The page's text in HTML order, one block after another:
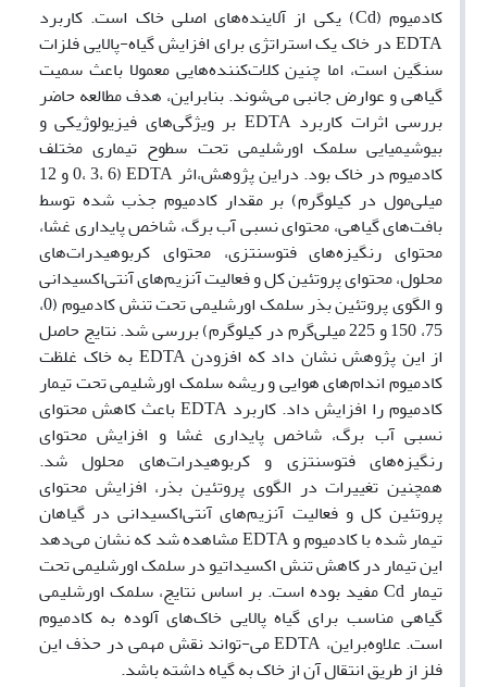
کادمیوم (Cd) یکی از آلاینده‌های اصلی خاک است. کاربرد
EDTA در خاک یک استراتژی برای افزایش گیاه-پالایی فلزات
سنگین است، اما چنین کلات‌کننده‌هایی معمولا باعث سمیت
گیاهی و عوارض جانبی می‌شوند. بنابراین، هدف مطالعه حاضر
بررسی اثرات کاربرد EDTA بر ویژگی‌های فیزیولوژیکی و
بیوشیمیایی سلمک اورشلیمی تحت سطوح تیماری مختلف
کادمیوم در خاک بود. دراین پژوهش،اثر EDTA (0، 3، 6 و 12
میلی‌مول در کیلوگرم) بر مقدار کادمیوم جذب شده توسط
بافت‌های گیاهی، محتوای نسبی آب برگ، شاخص پایداری غشا،
محتوای رنگیزه‌های فتوسنتزی، محتوای کربوهیدرات‌های
محلول، محتوای پروتئین کل و فعالیت آنزیم‌های آنتی‌اکسیدانی
و الگوی پروتئین بذر سلمک اورشلیمی تحت تنش کادمیوم (0،
75، 150 و 225 میلی‌گرم در کیلوگرم) بررسی شد. نتایج حاصل
از این پژوهش نشان داد که افزودن EDTA به خاک غلظت
کادمیوم اندام‌های هوایی و ریشه سلمک اورشلیمی تحت تیمار
کادمیوم را افزایش داد. کاربرد EDTA باعث کاهش محتوای
نسبی آب برگ، شاخص پایداری غشا و افزایش محتوای
رنگیزه‌‌های فتوسنتزی و کربوهیدرات‌های محلول شد.
همچنین تغییرات در الگوی پروتئین بذر، افزایش محتوای
پروتئین کل و فعالیت آنزیم‌های آنتی‌اکسیدانی در گیاهان
تیمار شده با کادمیوم و EDTA مشاهده شد که نشان می‌دهد
این تیمار در کاهش تنش اکسیداتیو در سلمک اورشلیمی تحت
تیمار Cd مفید بوده است. بر اساس نتایج، سلمک اورشلیمی
گیاهی مناسب برای گیاه پالایی خاک‌های آلوده به کادمیوم
است. علاوه‌بر‌این، EDTA می-تواند نقش مهمی در حذف این
فلز از طریق انتقال آن از خاک به گیاه داشته باشد.